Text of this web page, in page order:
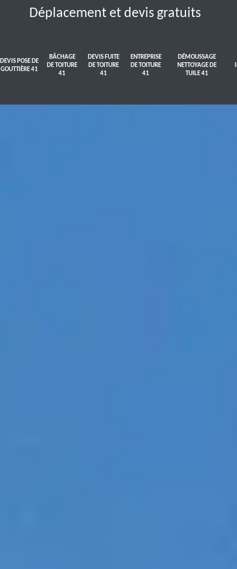
Déplacement et devis gratuits
DEVIS POSE DE
GOUTTIÈRE 41
BÂCHAGE
DE TOITURE
41
DEVIS FUITE
DE TOITURE
41
ENTREPRISE
DE TOITURE
41
DÉMOUSSAGE
NETTOYAGE DE
TUILE 41